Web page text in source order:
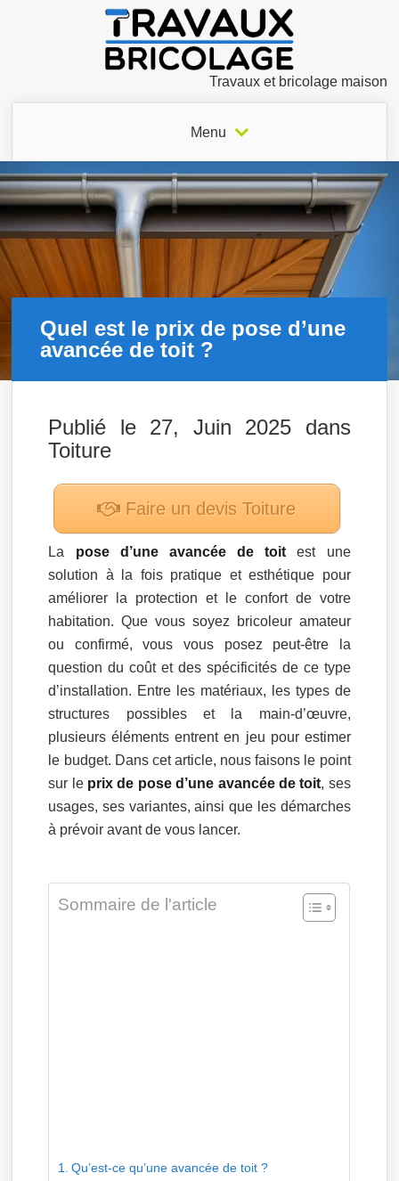
Travaux et bricolage maison
Menu
Quel est le prix de pose d’une
avancée de toit ?
Publié le 27, Juin 2025 dans
Toiture
Faire un devisToiture
La pose d’une avancée de toit est une
solution à la fois pratique et esthétique pour
améliorer la protection et le confort de votre
habitation. Que vous soyez bricoleur amateur
ou confirmé, vous vous posez peut-être la
question du coût et des spécificités de ce type
d’installation. Entre les matériaux, les types de
structures possibles et la main-d’œuvre,
plusieurs éléments entrent en jeu pour estimer
le budget. Dans cet article, nous faisons le point
sur le prix de pose d’une avancée de toit, ses
usages, ses variantes, ainsi que les démarches
à prévoir avant de vous lancer.
Sommaire de l'article
Qu’est-ce qu’une avancée de toit ?